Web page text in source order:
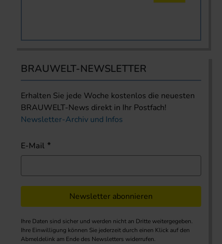
BRAUWELT-NEWSLETTER
Erhalten Sie jede Woche kostenlos die neuesten
BRAUWELT-News direkt in Ihr Postfach!
Newsletter-Archiv und Infos
E-Mail
Newsletter abonnieren
Ihre Daten sind sicher und werden nicht an Dritte weitergegeben.
Ihre Einwilligung können Sie jederzeit durch einen Klick auf den
Abmeldelink am Ende des Newsletters widerrufen.